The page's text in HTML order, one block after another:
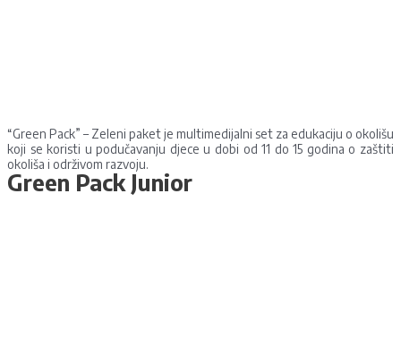
“Green Pack” – Zeleni paket je multimedijalni set za edukaciju o okolišu
koji se koristi u podučavanju djece u dobi od 11 do 15 godina o zaštiti
okoliša i održivom razvoju.
Green Pack Junior